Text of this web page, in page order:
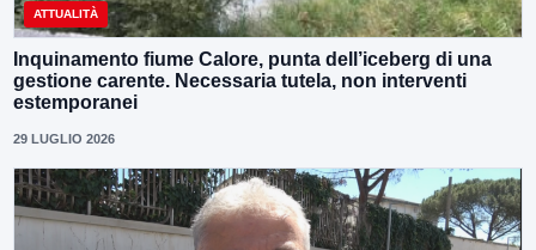
ATTUALITÀ
Inquinamento fiume Calore, punta dell’iceberg di una
gestione carente. Necessaria tutela, non interventi
estemporanei
29 LUGLIO 2026